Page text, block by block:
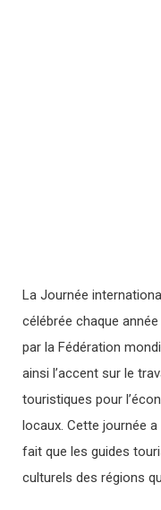
La Journée
célébrée chaque
par la Fédération
ainsi l’accent sur le
touristiques pour
locaux. Cette journée
fait que les guides
culturels des régions